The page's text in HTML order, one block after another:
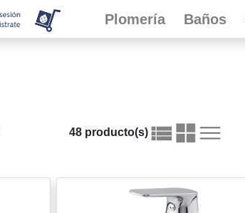
Plomería Baños
48 producto(s)